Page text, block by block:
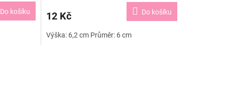
Do košíku 12 Kč Do košíku
Výška: 6,2 cm Průměr: 6 cm